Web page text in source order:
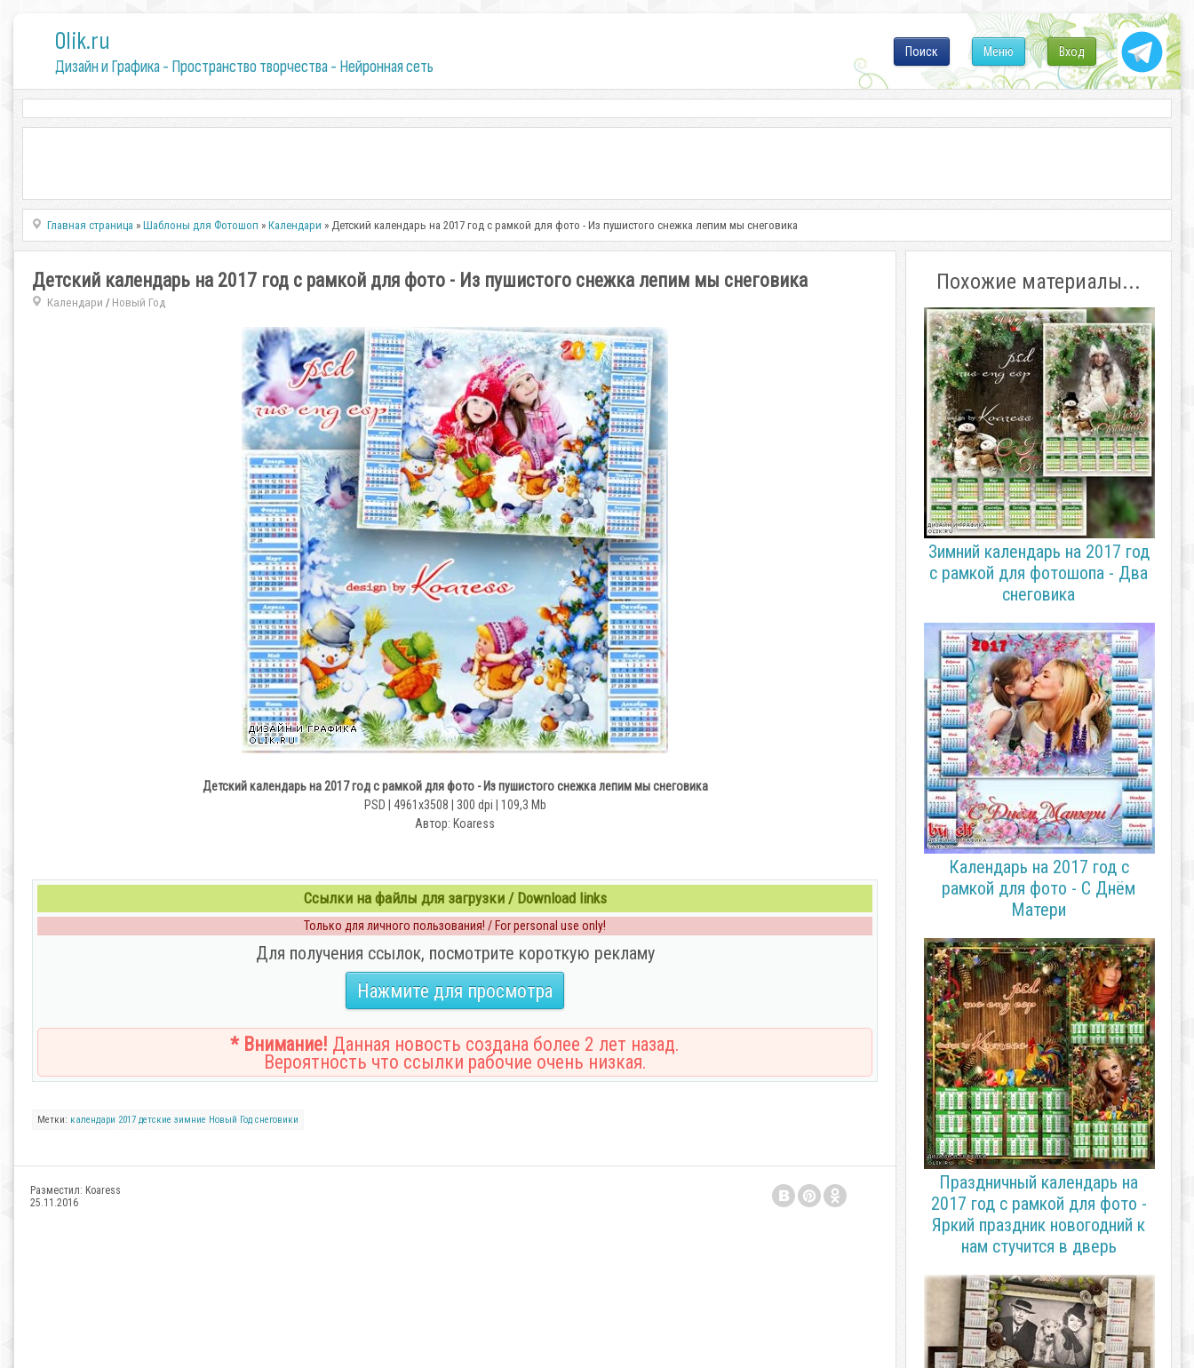
0lik.ru
Дизайн и Графика - Пространство творчества - Нейронная сеть
Вход
Меню
Поиск
Главная страница »Шаблоны для Фотошоп »Календари » Детский календарь на 2017 год с рамкой для фото - Из пушистого снежка лепим мы снеговика
Детский календарь на 2017 год с рамкой для фото - Из пушистого снежка лепим мы снеговика
Календари / Новый Год
Детский календарь на 2017 год с рамкой для фото - Из пушистого снежка лепим мы снеговика
PSD | 4961x3508 | 300 dpi | 109,3 Mb
Автор: Koaress
Ссылки на файлы для загрузки / Download links
Только для личного пользования! / For personal use only!
Для получения ссылок, посмотрите короткую рекламу
Нажмите для просмотра
* Внимание! Данная новость создана более 2 лет назад.
Вероятность что ссылки рабочие очень низкая.
Метки: календари 2017 детские зимние Новый Год снеговики
Разместил: Koaress
25.11.2016
Похожие материалы...
Зимний календарь на 2017 год
с рамкой для фотошопа - Два
снеговика
Календарь на 2017 год с
рамкой для фото - С Днём
Матери
Праздничный календарь на
2017 год с рамкой для фото -
Яркий праздник новогодний к
нам стучится в дверь